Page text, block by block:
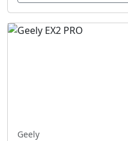
Geely